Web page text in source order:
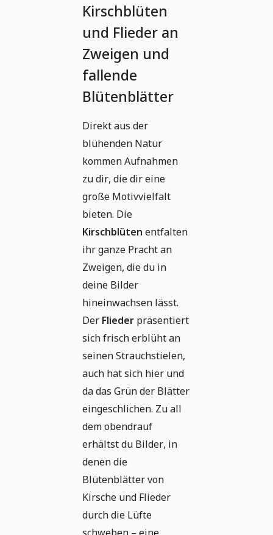
Kirschblüten
und Flieder an
Zweigen und
fallende
Blütenblätter
Direkt aus der
blühenden Natur
kommen Aufnahmen
zu dir, die dir eine
große Motivvielfalt
bieten. Die
Kirschblüten entfalten
ihr ganze Pracht an
Zweigen, die du in
deine Bilder
hineinwachsen lässt.
Der Flieder präsentiert
sich frisch erblüht an
seinen Strauchstielen,
auch hat sich hier und
da das Grün der Blätter
eingeschlichen. Zu all
dem obendrauf
erhältst du Bilder, in
denen die
Blütenblätter von
Kirsche und Flieder
durch die Lüfte